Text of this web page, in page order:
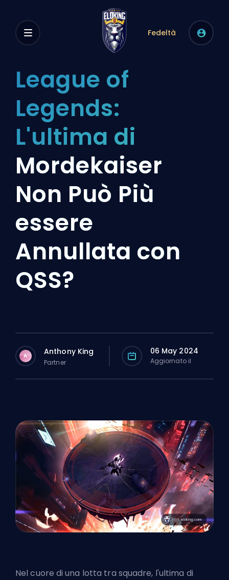
Fedeltà
League of
Legends:
L'ultima di
Mordekaiser
Non Può Più
essere
Annullata con
QSS?
A Anthony King
Partner
06 May 2024
Aggiornato il
Nel cuore di una lotta tra squadre, l'ultima di